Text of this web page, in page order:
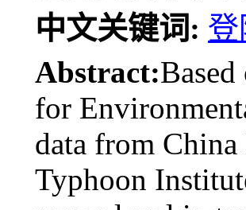
中文关键词:
Abstract:
for
data from
Typhoon